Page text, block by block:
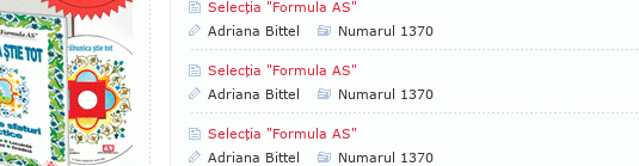
Selecţia "Formula AS"
Adriana Bittel
Numarul 1370
Selecţia "Formula AS"
Adriana Bittel
Numarul 1370
Selecţia "Formula AS"
Adriana Bittel
Numarul 1370